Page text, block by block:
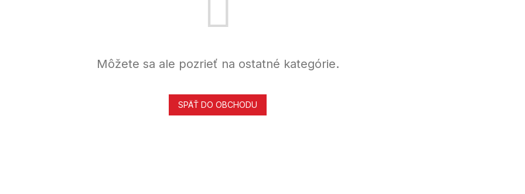
Môžete sa ale pozrieť na ostatné kategórie.
SPÄŤ DO OBCHODU